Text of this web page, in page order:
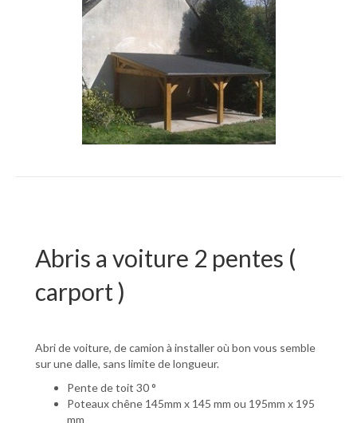
Abris a voiture 2 pentes (
carport )
Abri de voiture, de camion à installer où bon vous semble
sur une dalle, sans limite de longueur.
Pente de toit 30 °
Poteaux chêne 145mm x 145 mm ou 195mm x 195
mm